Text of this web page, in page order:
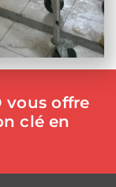
vous offre
clé en